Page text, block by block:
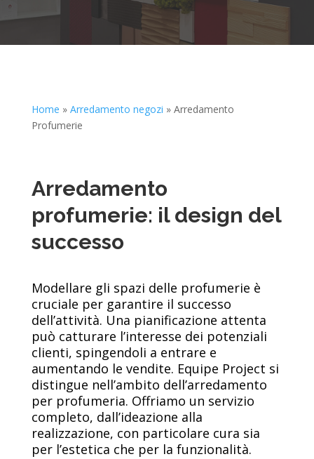
Home » Arredamento negozi » Arredamento
Profumerie
Arredamento
profumerie: il design del
successo
Modellare gli spazi delle profumerie è
cruciale per garantire il successo
dell’attività. Una pianificazione attenta
può catturare l’interesse dei potenziali
clienti, spingendoli a entrare e
aumentando le vendite. Equipe Project si
distingue nell’ambito dell’arredamento
per profumeria. Offriamo un servizio
completo, dall’ideazione alla
realizzazione, con particolare cura sia
per l’estetica che per la funzionalità.